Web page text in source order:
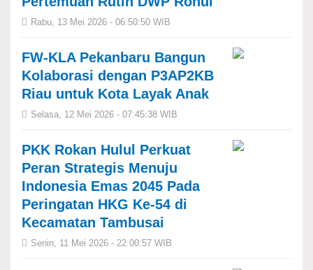
Rabu, 13 Mei 2026 - 06:50:50 WIB
FW-KLA Pekanbaru Bangun
Kolaborasi dengan P3AP2KB
Riau untuk Kota Layak Anak
Selasa, 12 Mei 2026 - 07:45:38 WIB
PKK Rokan Hulul Perkuat
Peran Strategis Menuju
Indonesia Emas 2045 Pada
Peringatan HKG Ke-54 di
Kecamatan Tambusai
Senin, 11 Mei 2026 - 22:00:57 WIB